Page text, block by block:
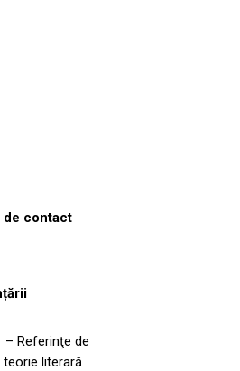
de contact
– Referinţe de
literară